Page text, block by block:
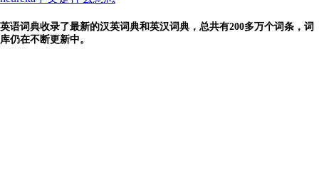
英语词典收录了最新的汉英词典和英汉词典，总共有200多万个词条，词
库仍在不断更新中。